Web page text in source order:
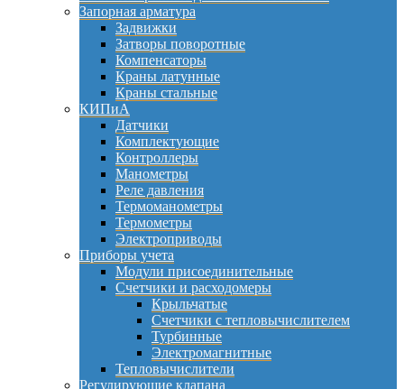
Запорная арматура
Задвижки
Затворы поворотные
Компенсаторы
Краны латунные
Краны стальные
КИПиА
Датчики
Комплектующие
Контроллеры
Манометры
Реле давления
Термоманометры
Термометры
Электроприводы
Приборы учета
Модули присоединительные
Счетчики и расходомеры
Крыльчатые
Счетчики с тепловычислителем
Турбинные
Электромагнитные
Тепловычислители
Регулирующие клапана